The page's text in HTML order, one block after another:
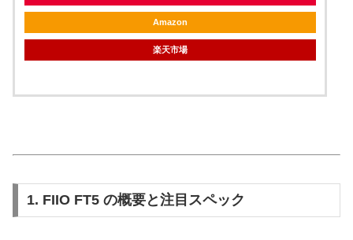
Amazon
楽天市場
1. FIIO FT5 の概要と注目スペック